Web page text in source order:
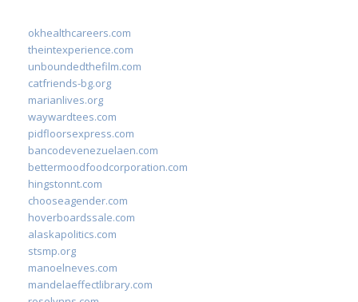
okhealthcareers.com
theintexperience.com
unboundedthefilm.com
catfriends-bg.org
marianlives.org
waywardtees.com
pidfloorsexpress.com
bancodevenezuelaen.com
bettermoodfoodcorporation.com
hingstonnt.com
chooseagender.com
hoverboardssale.com
alaskapolitics.com
stsmp.org
manoelneves.com
mandelaeffectlibrary.com